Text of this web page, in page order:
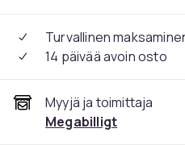
Turvallinen
14 päivää avoin osto
Myyjä ja toimittaja
Megabilligt